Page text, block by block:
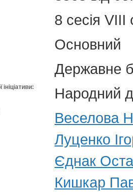
8 сесія VIII
Основний
Державне
Народний
Веселова
Луценко
Єднак
Кишкар